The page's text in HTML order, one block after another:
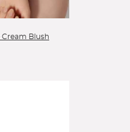
Cream Blush